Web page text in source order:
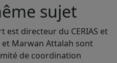
sujet
est directeur du CERIAS et
et Marwan Attalah sont
de coordination